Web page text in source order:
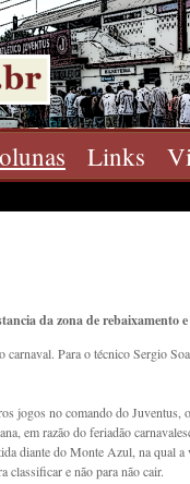
Links
da zona de rebaixamento
carnaval. Para o técnico Sergio
jogos no comando do Juventus,
em razão do feriadão
diante do Monte Azul, na qual
classificar e não para não cair.